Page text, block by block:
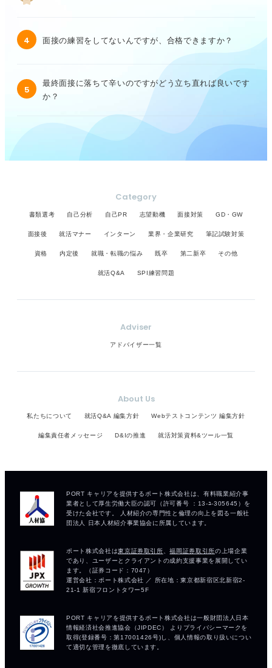
4 面接の練習をしてないんですが、合格できますか？
5
最終面接に落ちて辛いのですがどう立ち直れば良いです
か？
Category
書類選考 自己分析 自己PR 志望動機 面接対策 GD・GW
面接後 就活マナー インターン 業界・企業研究 筆記試験対策
資格 内定後 就職・転職の悩み 既卒 第二新卒 その他
就活Q&A SPI練習問題
Adviser
アドバイザー一覧
About Us
私たちについて 就活Q&A 編集方針 Webテストコンテンツ 編集方針
編集責任者メッセージ D&Iの推進 就活対策資料&ツール一覧